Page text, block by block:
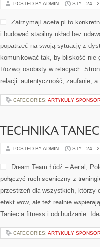
POSTED BY ADMIN STY - 24 -
ZatrzymajFaceta.pl to
i budować stabilny układ bez
popatrzeć na swoją sytuację z
komunikować tak, by bliskość nie
Rozwój osobisty w relacjach.
relacji: autentyczność, zaufanie,
CATEGORIES: ARTYKUŁY
TECHNIKA
POSTED BY ADMIN STY - 24 -
Dream Team Łódź – Aerial,
połączyć ruch sceniczny z
przestrzeń dla wszystkich, którzy
efekt wow, ale też realnie
Taniec a fitness i odchudzanie.
CATEGORIES: ARTYKUŁY